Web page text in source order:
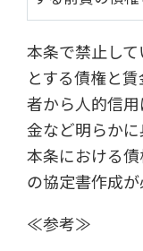
本条で禁止し
とする債権と
者から人的信
金など明らかに
本条における
の協定書作成が
≪参考≫